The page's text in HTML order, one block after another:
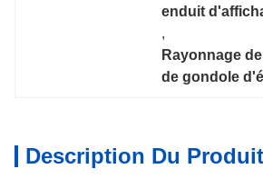
enduit
,
Rayonnage
de gondole
Description Du Produit